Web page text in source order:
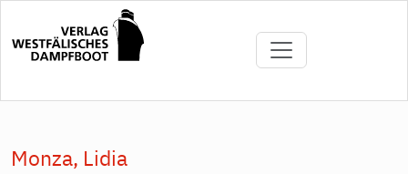
Inhalt
Monza, Lidia